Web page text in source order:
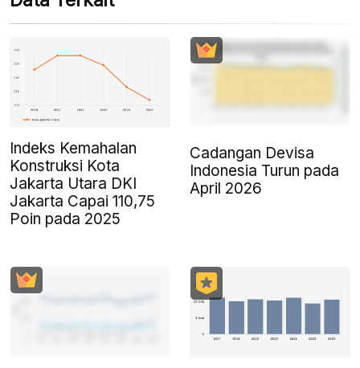
Indeks Kemahalan
Konstruksi Kota
Jakarta Utara DKI
Jakarta Capai 110,75
Poin pada 2025
Cadangan Devisa
Indonesia Turun pada
April 2026